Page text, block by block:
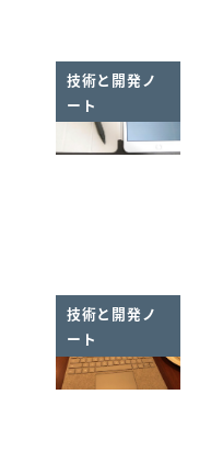
技術と開発ノ
ート
技術と開発ノ
ート